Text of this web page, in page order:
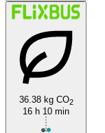
36.38 kg CO2
16 h 10 min